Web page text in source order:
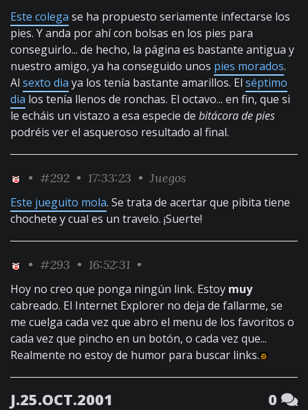
Este colega se ha propuesto seriamente infectarse los
pies. Y anda por ahí con bolsas en los pies para
conseguirlo... de hecho, la página es bastante antigua y
nuestro amigo, ya ha conseguido unos pies morados.
Al sexto dia ya los tenía bastante amarillos. El séptimo
dia los tenía llenos de ronchas. El octavo... en fin, que si
le echáis un vistazo a esa especie de bitácora de pies
podréis ver el asqueroso resultado al final.
• #292 • 17:33:23 • Juegos
Este jueguito mola. Se trata de acertar que pibita tiene
chochete y cual es un travelo. ¡Suerte!
• #293 • 16:52:31 •
Hoy no creo que ponga ningún link. Estoy muy
cabreado. El Internet Explorer no deja de fallarme, se
me cuelga cada vez que abro el menu de los favoritos o
cada vez que pincho en un botón, o cada vez que...
Realmente no estoy de humor para buscar links.
J.25.OCT.2001 0